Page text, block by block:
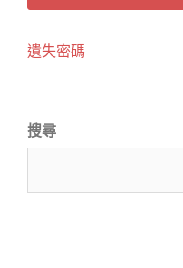
遺失密碼
搜尋